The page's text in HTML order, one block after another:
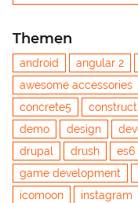
Themen
android angular 2
awesome accessories
concrete5
demo
design
drupal
drush es6
game development
icomoon
instagram